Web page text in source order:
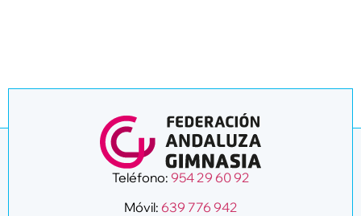
Teléfono: 954 29 60 92
Móvil: 639 776 942